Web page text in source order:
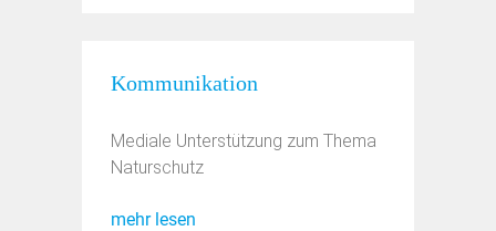
Kommunikation
Mediale Unterstützung zum Thema
Naturschutz
mehr lesen